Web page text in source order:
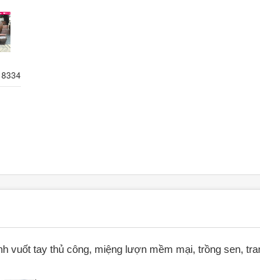
vuốt tay thủ công, miệng lượn mềm mại, trồng sen,